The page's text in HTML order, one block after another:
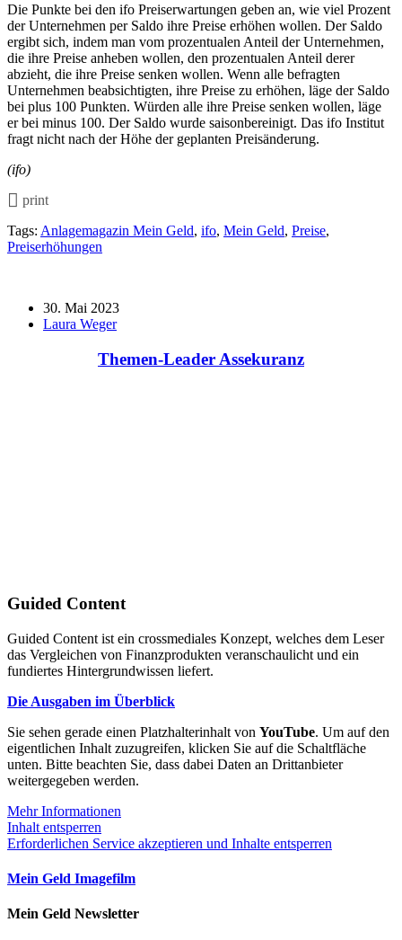
Die Punkte bei den ifo Preiserwartungen geben an, wie viel Prozent
der Unternehmen per Saldo ihre Preise erhöhen wollen. Der Saldo
ergibt sich, indem man vom prozentualen Anteil der Unternehmen,
die ihre Preise anheben wollen, den prozentualen Anteil derer
abzieht, die ihre Preise senken wollen. Wenn alle befragten
Unternehmen beabsichtigten, ihre Preise zu erhöhen, läge der Saldo
bei plus 100 Punkten. Würden alle ihre Preise senken wollen, läge
er bei minus 100. Der Saldo wurde saisonbereinigt. Das ifo Institut
fragt nicht nach der Höhe der geplanten Preisänderung.
(ifo)
print
Tags: Anlagemagazin Mein Geld, ifo, Mein Geld, Preise,
Preiserhöhungen
30. Mai 2023
Laura Weger
Themen-Leader Assekuranz
Guided Content
Guided Content ist ein crossmediales Konzept, welches dem Leser
das Vergleichen von Finanzprodukten veranschaulicht und ein
fundiertes Hintergrundwissen liefert.
Die Ausgaben im Überblick
Sie sehen gerade einen Platzhalterinhalt von YouTube. Um auf den
eigentlichen Inhalt zuzugreifen, klicken Sie auf die Schaltfläche
unten. Bitte beachten Sie, dass dabei Daten an Drittanbieter
weitergegeben werden.
Mehr Informationen
Inhalt entsperren
Erforderlichen Service akzeptieren und Inhalte entsperren
Mein Geld Imagefilm
Mein Geld Newsletter